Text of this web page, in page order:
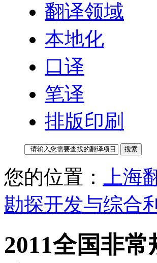
翻译领域
本地化
口译
笔译
排版印刷
您的位置： 上海
勘探开发与综合
2011全国非